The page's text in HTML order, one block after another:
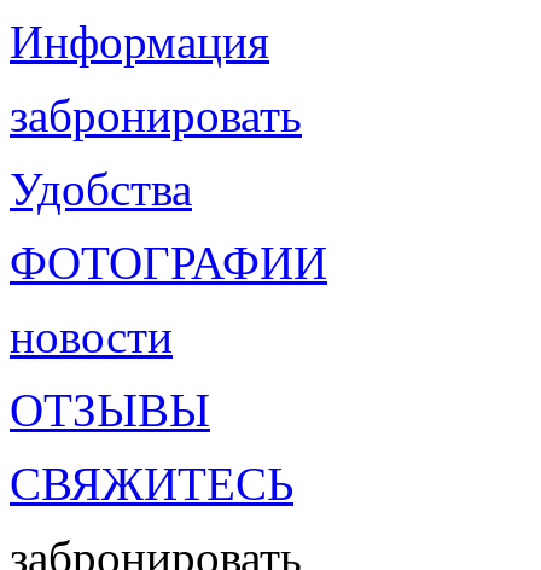
Информация
забронировать
Удобства
ФОТОГРАФИИ
новости
ОТЗЫВЫ
СВЯЖИТЕСЬ
забронировать